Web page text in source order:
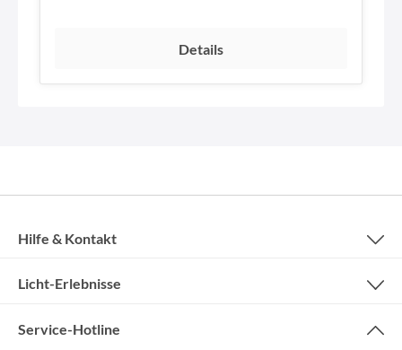
Details
Service-Hotline
Hilfe & Kontakt
Licht-Erlebnisse